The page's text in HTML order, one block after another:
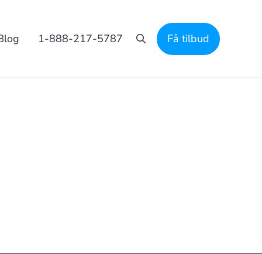
1-888-217-5787 SøgningFå tilbud